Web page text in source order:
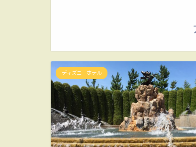
ディズニーホテル